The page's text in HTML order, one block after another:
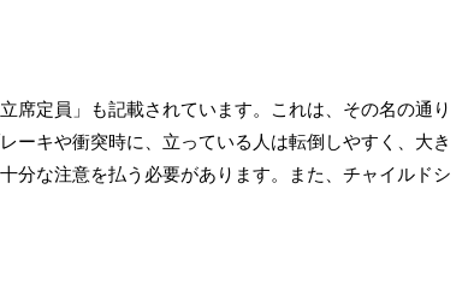
席定員」も記載されています。これは、その名の通り
ーキや衝突時に、立っている人は転倒しやすく、大き
十分な注意を払う必要があります。また、チャイルドシ